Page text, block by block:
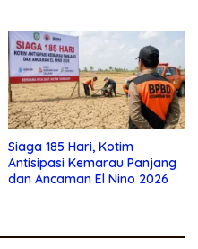
Siaga 185 Hari, Kotim
Antisipasi Kemarau Panjang
dan Ancaman El Nino 2026